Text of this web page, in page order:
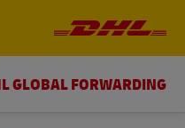
GLOBAL FORWARDING